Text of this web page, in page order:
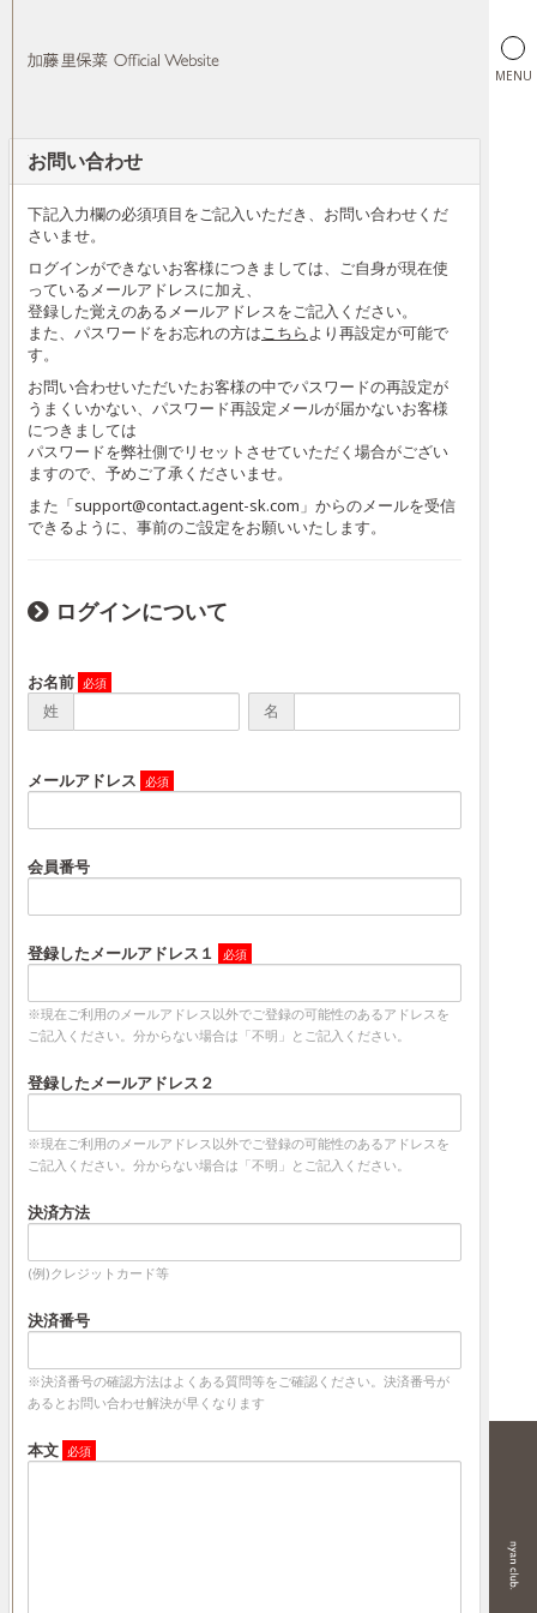
MENU
お問い合わせ
下記入力欄の必須項目をご記入いただき、お問い合わせくだ
さいませ。
ログインができないお客様につきましては、ご自身が現在使
っているメールアドレスに加え、
登録した覚えのあるメールアドレスをご記入ください。
また、パスワードをお忘れの方はこちらより再設定が可能で
す。
お問い合わせいただいたお客様の中でパスワードの再設定が
うまくいかない、パスワード再設定メールが届かないお客様
につきましては
パスワードを弊社側でリセットさせていただく場合がござい
ますので、予めご了承くださいませ。
また「support@contact.agent-sk.com」からのメールを受信
できるように、事前のご設定をお願いいたします。
ログインについて
お名前
姓
名
メールアドレス
会員番号
登録したメールアドレス１
※現在ご利用のメールアドレス以外でご登録の可能性のあるアドレスを
ご記入ください。分からない場合は「不明」とご記入ください。
登録したメールアドレス２
※現在ご利用のメールアドレス以外でご登録の可能性のあるアドレスを
ご記入ください。分からない場合は「不明」とご記入ください。
決済方法
(例)クレジットカード等
決済番号
※決済番号の確認方法はよくある質問等をご確認ください。決済番号が
あるとお問い合わせ解決が早くなります
本文